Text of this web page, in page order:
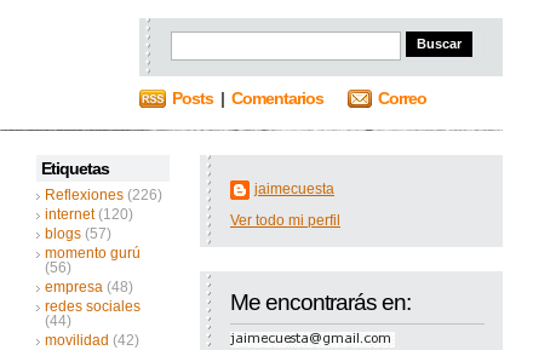
Posts| Comentarios Correo
Etiquetas
Reflexiones (226)
internet (120)
blogs (57)
momento gurú
(56)
empresa (48)
redes sociales
(44)
movilidad (42)
jaimecuesta
Ver todo mi perfil
Me encontrarás en: